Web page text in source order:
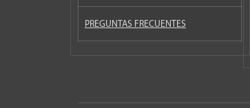
PREGUNTAS FRECUENTES